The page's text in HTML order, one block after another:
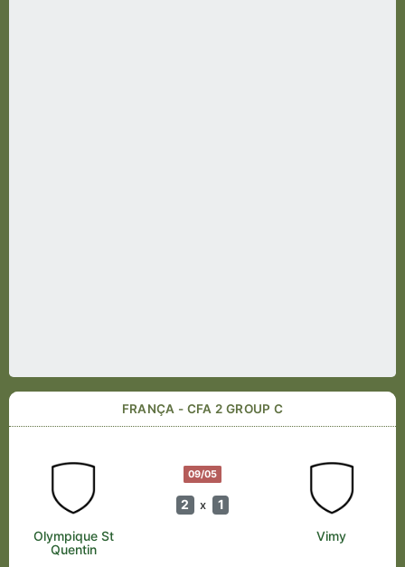
FRANÇA - CFA 2 GROUP C
09/05
2 x 1
Olympique St
Quentin
Vimy